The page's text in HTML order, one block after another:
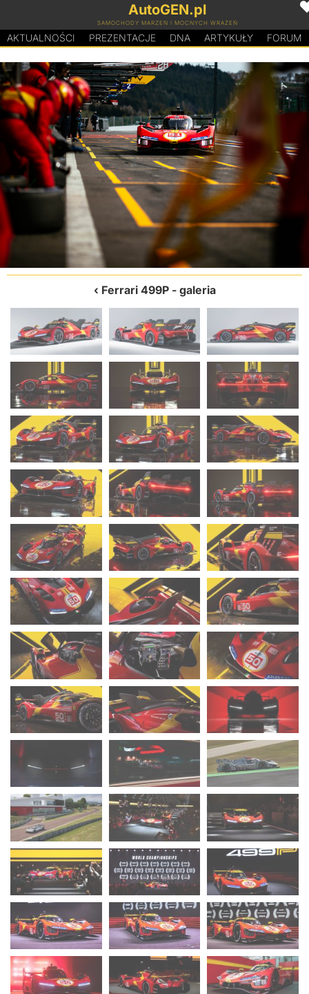
AutoGEN.pl
SAMOCHODY MARZEŃ I MOCNYCH WRAŻEŃ
AKTUALNOŚCI PREZENTACJE DNA ARTYKUŁY FORUM
Ferrari 499P- galeria